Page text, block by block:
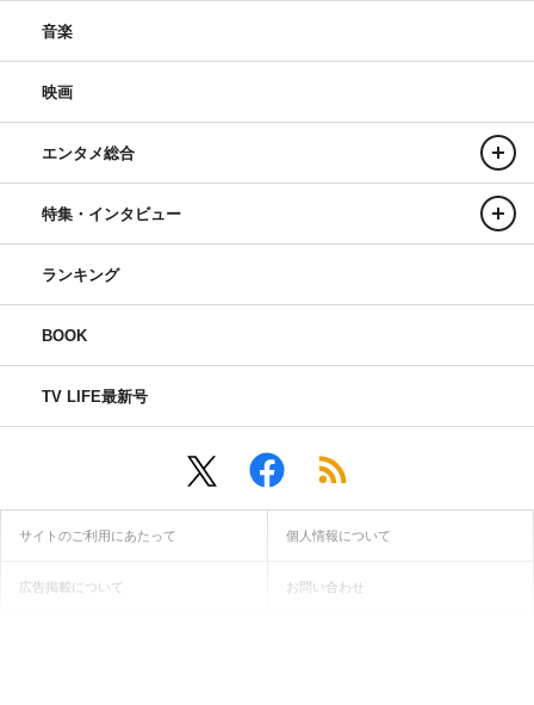
音楽
映画
エンタメ総合
特集・インタビュー
ランキング
BOOK
TV LIFE最新号
サイトのご利用にあたって 個人情報について
広告掲載について お問い合わせ